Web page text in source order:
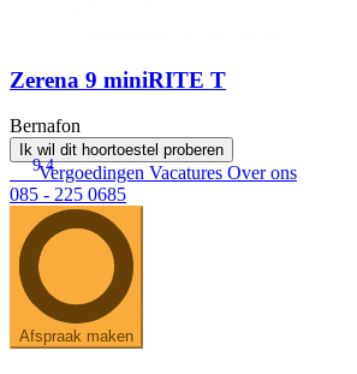
Zerena 9 miniRITE T
Bernafon
Ik wil dit hoortoestel proberen
9.4
Vergoedingen Vacatures Over ons
085 - 225 0685
Afspraak maken